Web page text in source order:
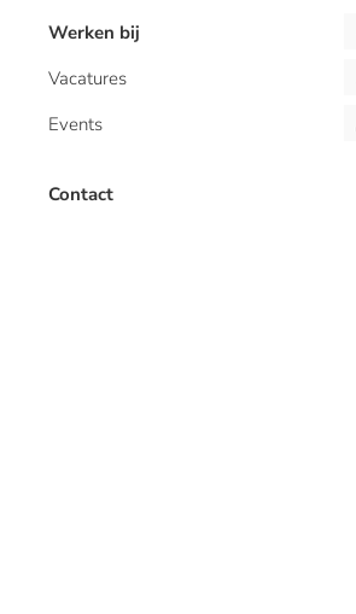
Werken bij
Vacatures
Events
Contact